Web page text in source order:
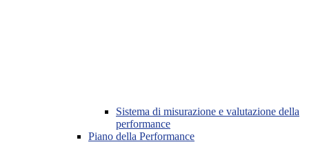
Sistema di misurazione e valutazione della
performance
Piano della Performance